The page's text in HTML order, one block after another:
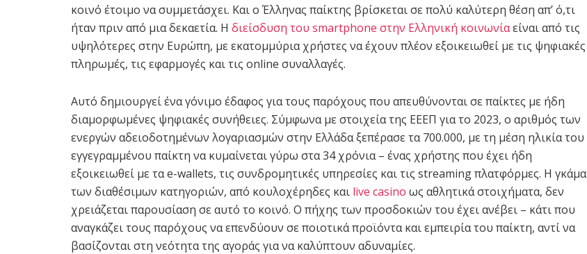
κοινό έτοιμο να συμμετάσχει. Και ο Έλληνας παίκτης βρίσκεται σε πολύ καλύτερη θέση απ’ ό,τι
ήταν πριν από μια δεκαετία. Η διείσδυση του smartphone στην Eλληνική κοινωνίαείναι από τις
υψηλότερες στην Ευρώπη, με εκατομμύρια χρήστες να έχουν πλέον εξοικειωθεί με τις ψηφιακές
πληρωμές, τις εφαρμογές και τις online συναλλαγές.
Αυτό δημιουργεί ένα γόνιμο έδαφος για τους παρόχους που απευθύνονται σε παίκτες με ήδη
διαμορφωμένες ψηφιακές συνήθειες. Σύμφωνα με στοιχεία της ΕΕΕΠ για το 2023, ο αριθμός των
ενεργών αδειοδοτημένων λογαριασμών στην Ελλάδα ξεπέρασε τα 700.000, με τη μέση ηλικία του
εγγεγραμμένου παίκτη να κυμαίνεται γύρω στα 34 χρόνια – ένας χρήστης που έχει ήδη
εξοικειωθεί με τα e-wallets, τις συνδρομητικές υπηρεσίες και τις streaming πλατφόρμες. Η γκάμα
των διαθέσιμων κατηγοριών, από κουλοχέρηδες και live casino ως αθλητικά στοιχήματα, δεν
χρειάζεται παρουσίαση σε αυτό το κοινό. Ο πήχης των προσδοκιών του έχει ανέβει – κάτι που
αναγκάζει τους παρόχους να επενδύουν σε ποιοτικά προϊόντα και εμπειρία του παίκτη, αντί να
βασίζονται στη νεότητα της αγοράς για να καλύπτουν αδυναμίες.